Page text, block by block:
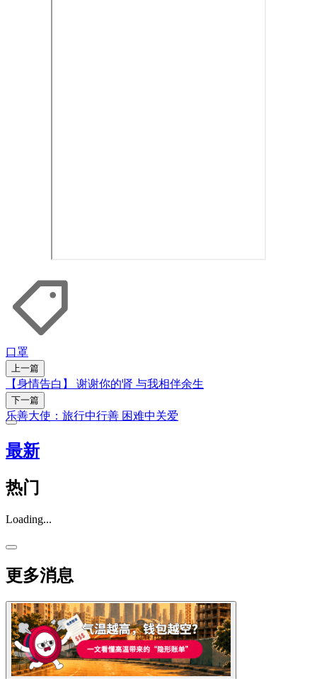
口罩
上一篇
【身情告白】 谢谢你的肾 与我相伴余生
下一篇
乐善大使：旅行中行善 困难中关爱
最新
热门
Loading...
更多消息